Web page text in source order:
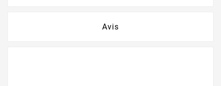
Avis